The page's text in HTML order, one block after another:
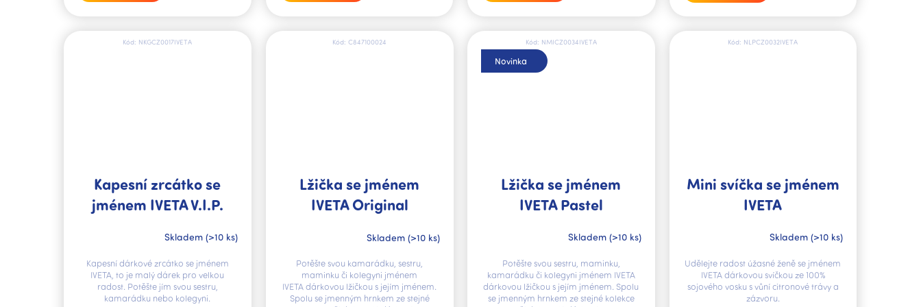
Kapesní zrcátko se
jménem IVETA V.I.P.
Skladem (>10 ks)
Kapesní dárkové zrcátko se jménem
IVETA, to je malý dárek pro velkou
radost. Potěšte jím svou sestru,
kamarádku nebo kolegyni.
Kód: NKGCZ0017IVETA
Lžička se jménem
IVETA Original
Skladem (>10 ks)
Potěšte svou kamarádku, sestru,
maminku či kolegyni jménem
IVETA dárkovou lžičkou s jejím jménem.
Spolu se jmenným hrnkem ze stejné
Kód:C847100024
Novinka
Lžička se jménem
IVETA Pastel
Skladem (>10 ks)
Potěšte svou sestru, maminku,
kamarádku či kolegyni jménem IVETA
dárkovou lžičkou s jejím jménem. Spolu
se jmenným hrnkem ze stejné kolekce
Kód: NMICZ0034IVETA
Mini svíčka se jménem
IVETA
Skladem (>10 ks)
Udělejte radost úžasné ženě se jménem
IVETA dárkovou svíčkou ze 100%
sojového vosku s vůní citronové trávy a
zázvoru.
Kód: NLPCZ0032IVETA